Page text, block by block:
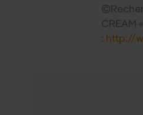
CREAM
: http://